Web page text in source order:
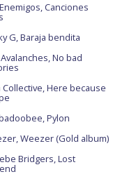
Canciones
G, Baraja bendita
No bad
Collective, Here because
Pylon
Weezer (Gold album)
Bridgers, Lost